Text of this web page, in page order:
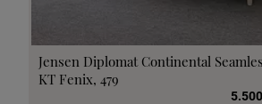
Jensen Diplomat Continental
KT Fenix, 479